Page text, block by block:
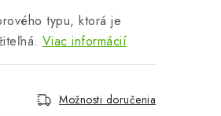
typu, ktorá je
Viac informácií
Možnosti doručenia